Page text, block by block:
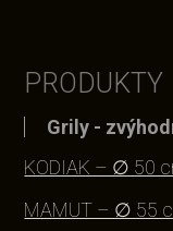
PRODUKTY
Grily -
KODIAK – ∅ 50
MAMUT – ∅ 55